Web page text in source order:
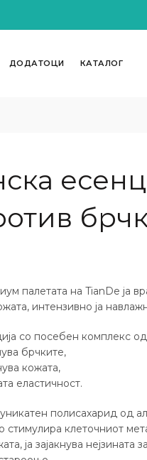
ДОДАТОЦИ КАТАЛОГ
палетата на TianDe ја
интензивно ја
со посебен комплекс
брчките,
кожата,
еластичност.
полисахарид од
стимулира клеточниот
ја зајакнува нејзината